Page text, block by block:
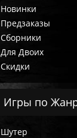
Новинки
Предзаказы
Сборники
Для Двоих
Скидки
Игры по
Шутер